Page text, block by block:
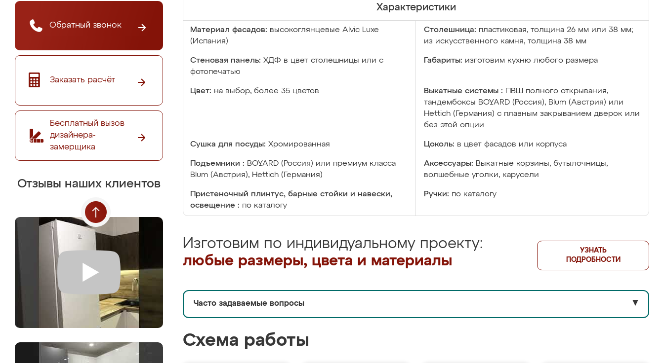
Обратный звонок
Заказать расчёт
Бесплатный вызов
дизайнера-
замерщика
Отзывы наших клиентов
Характеристики
Материал фасадов: высокоглянцевые Аlvic Luxe
(Испания)
Столешница: пластиковая, толщина 26 мм или 38 мм;
из искусственного камня, толщина 38 мм
Стеновая панель: ХДФ в цвет столешницы или с
фотопечатью
Габариты: изготовим кухню любого размера
Цвет: на выбор, более 35 цветов Выкатные системы :
ПВШ полного открывания,
тандембоксы BOYARD (Россия), Blum (Австрия) или
Hettich (Германия) с плавным закрыванием дверок или
без этой опции
Сушка для посуды: Хромированная Цоколь: в цвет фасадов или корпуса
Подъемники : BOYARD (Россия) или премиум класса
Blum (Австрия), Hettich (Германия)
Аксессуары: Выкатные корзины, бутылочницы,
волшебные уголки, карусели
Пристеночный плинтус, барные стойки и навески,
освещение : по каталогу
Ручки: по каталогу
Изготовим по индивидуальному проекту:
любые размеры, цвета и материалы
УЗНАТЬ
ПОДРОБНОСТИ
Часто задаваемые вопросы ▼
Схема работы